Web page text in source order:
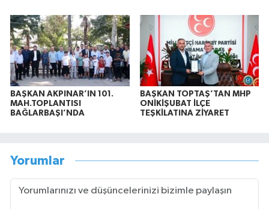
BAŞKAN AKPINAR’IN 101.
MAH.TOPLANTISI
BAĞLARBAŞI’NDA
BAŞKAN TOPTAŞ’TAN MHP
ONİKİŞUBAT İLÇE
TEŞKİLATINA ZİYARET
Yorumlar